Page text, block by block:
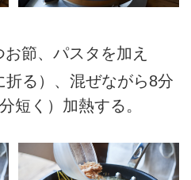
節、パスタを加え
折る）、混ぜながら8分
短く）加熱する。